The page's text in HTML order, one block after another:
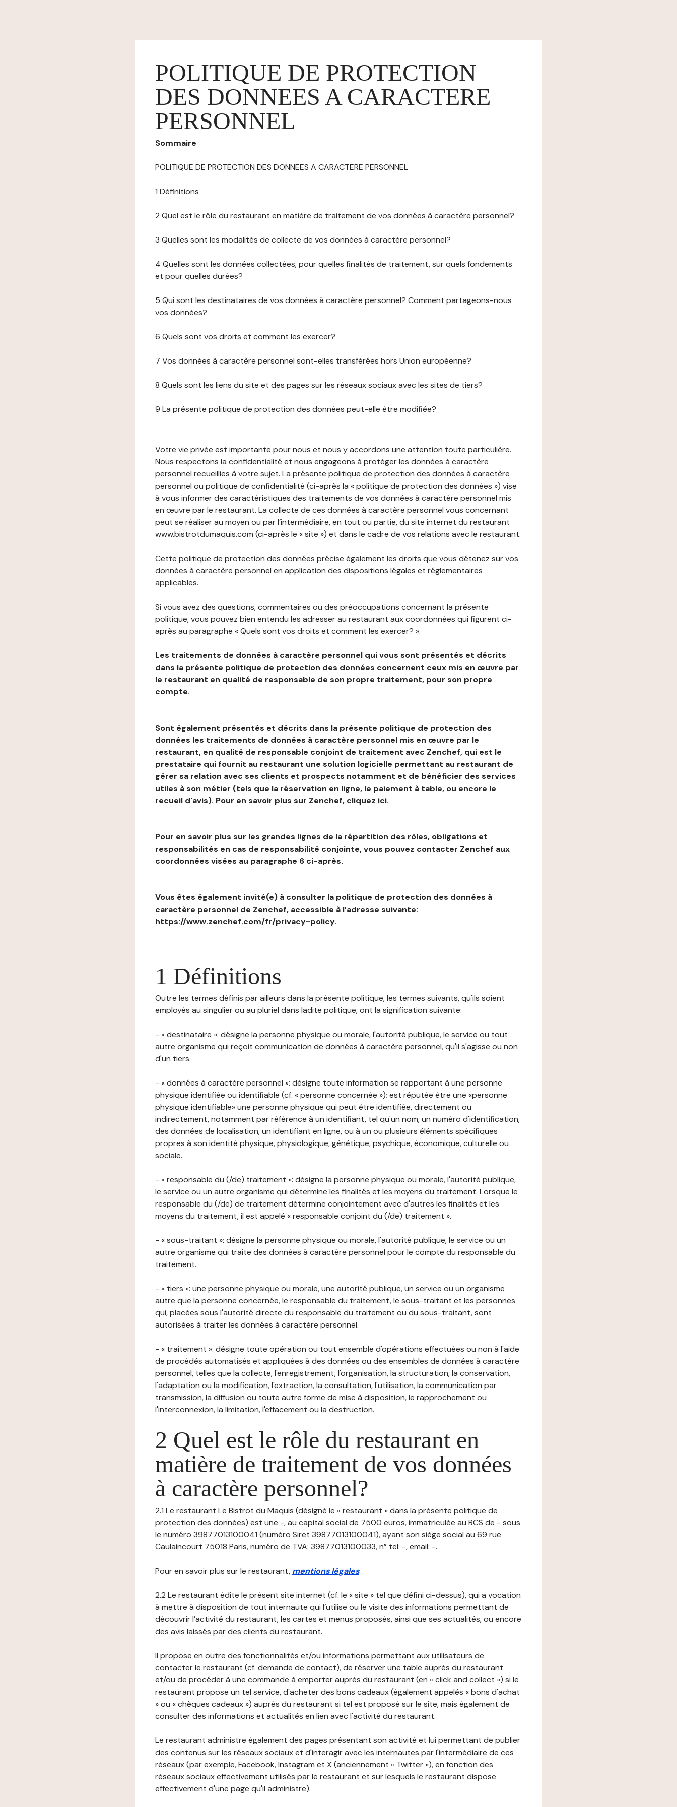
POLITIQUE DE PROTECTION
DES DONNEES A CARACTERE
PERSONNEL
Sommaire
POLITIQUE DE PROTECTION DES DONNEES A CARACTERE PERSONNEL
1 Définitions
2 Quel est le rôle du restaurant en matière de traitement de vos données à caractère personnel?
3 Quelles sont les modalités de collecte de vos données à caractère personnel?
4 Quelles sont les données collectées, pour quelles finalités de traitement, sur quels fondements
et pour quelles durées?
5 Qui sont les destinataires de vos données à caractère personnel? Comment partageons-nous
vos données?
6 Quels sont vos droits et comment les exercer?
7 Vos données à caractère personnel sont-elles transférées hors Union européenne?
8 Quels sont les liens du site et des pages sur les réseaux sociaux avec les sites de tiers?
9 La présente politique de protection des données peut-elle être modifiée?
Votre vie privée est importante pour nous et nous y accordons une attention toute particulière.
Nous respectons la confidentialité et nous engageons à protéger les données à caractère
personnel recueillies à votre sujet. La présente politique de protection des données à caractère
personnel ou politique de confidentialité (ci-après la « politique de protection des données ») vise
à vous informer des caractéristiques des traitements de vos données à caractère personnel mis
en œuvre par le restaurant. La collecte de ces données à caractère personnel vous concernant
peut se réaliser au moyen ou par l’intermédiaire, en tout ou partie, du site internet du restaurant
www.bistrotdumaquis.com (ci-après le « site ») et dans le cadre de vos relations avec le restaurant.
Cette politique de protection des données précise également les droits que vous détenez sur vos
données à caractère personnel en application des dispositions légales et réglementaires
applicables.
Si vous avez des questions, commentaires ou des préoccupations concernant la présente
politique, vous pouvez bien entendu les adresser au restaurant aux coordonnées qui figurent ci-
après au paragraphe « Quels sont vos droits et comment les exercer? ».
Les traitements de données à caractère personnel qui vous sont présentés et décrits
dans la présente politique de protection des données concernent ceux mis en œuvre par
le restaurant en qualité de responsable de son propre traitement, pour son propre
compte.
Sont également présentés et décrits dans la présente politique de protection des
données les traitements de données à caractère personnel mis en œuvre par le
restaurant, en qualité de responsable conjoint de traitement avec Zenchef, qui est le
prestataire qui fournit au restaurant une solution logicielle permettant au restaurant de
gérer sa relation avec ses clients et prospects notamment et de bénéficier des services
utiles à son métier (tels que la réservation en ligne, le paiement à table, ou encore le
recueil d'avis). Pour en savoir plus sur Zenchef, cliquez ici.
Pour en savoir plus sur les grandes lignes de la répartition des rôles, obligations et
responsabilités en cas de responsabilité conjointe, vous pouvez contacter Zenchef aux
coordonnées visées au paragraphe 6 ci-après.
Vous êtes également invité(e) à consulter la politique de protection des données à
caractère personnel de Zenchef, accessible à l’adresse suivante:
https://www.zenchef.com/fr/privacy-policy.
1 Définitions
Outre les termes définis par ailleurs dans la présente politique, les termes suivants, qu'ils soient
employés au singulier ou au pluriel dans ladite politique, ont la signification suivante:
- « destinataire »: désigne la personne physique ou morale, l'autorité publique, le service ou tout
autre organisme qui reçoit communication de données à caractère personnel, qu'il s'agisse ou non
d'un tiers.
- « données à caractère personnel »: désigne toute information se rapportant à une personne
physique identifiée ou identifiable (cf. « personne concernée »); est réputée être une «personne
physique identifiable» une personne physique qui peut être identifiée, directement ou
indirectement, notamment par référence à un identifiant, tel qu'un nom, un numéro d'identification,
des données de localisation, un identifiant en ligne, ou à un ou plusieurs éléments spécifiques
propres à son identité physique, physiologique, génétique, psychique, économique, culturelle ou
sociale.
- « responsable du (/de) traitement »: désigne la personne physique ou morale, l'autorité publique,
le service ou un autre organisme qui détermine les finalités et les moyens du traitement. Lorsque le
responsable du (/de) de traitement détermine conjointement avec d'autres les finalités et les
moyens du traitement, il est appelé « responsable conjoint du (/de) traitement ».
- « sous-traitant »: désigne la personne physique ou morale, l'autorité publique, le service ou un
autre organisme qui traite des données à caractère personnel pour le compte du responsable du
traitement.
- « tiers »: une personne physique ou morale, une autorité publique, un service ou un organisme
autre que la personne concernée, le responsable du traitement, le sous-traitant et les personnes
qui, placées sous l'autorité directe du responsable du traitement ou du sous-traitant, sont
autorisées à traiter les données à caractère personnel.
- « traitement »: désigne toute opération ou tout ensemble d'opérations effectuées ou non à l'aide
de procédés automatisés et appliquées à des données ou des ensembles de données à caractère
personnel, telles que la collecte, l'enregistrement, l'organisation, la structuration, la conservation,
l'adaptation ou la modification, l'extraction, la consultation, l'utilisation, la communication par
transmission, la diffusion ou toute autre forme de mise à disposition, le rapprochement ou
l'interconnexion, la limitation, l'effacement ou la destruction.
2 Quel est le rôle du restaurant en
matière de traitement de vos données
à caractère personnel?
2.1 Le restaurant Le Bistrot du Maquis (désigné le « restaurant » dans la présente politique de
protection des données) est une -, au capital social de 7500 euros, immatriculée au RCS de - sous
le numéro 39877013100041 (numéro Siret 39877013100041), ayant son siège social au 69 rue
Caulaincourt 75018 Paris, numéro de TVA: 39877013100033, n° tel: -, email: -.
Pour en savoir plus sur le restaurant, mentions légales.
2.2 Le restaurant édite le présent site internet (cf. le « site » tel que défini ci-dessus), qui a vocation
à mettre à disposition de tout internaute qui l’utilise ou le visite des informations permettant de
découvrir l’activité du restaurant, les cartes et menus proposés, ainsi que ses actualités, ou encore
des avis laissés par des clients du restaurant.
Il propose en outre des fonctionnalités et/ou informations permettant aux utilisateurs de
contacter le restaurant (cf. demande de contact), de réserver une table auprès du restaurant
et/ou de procéder à une commande à emporter auprès du restaurant (en « click and collect ») si le
restaurant propose un tel service, d'acheter des bons cadeaux (également appelés « bons d'achat
» ou « chèques cadeaux ») auprès du restaurant si tel est proposé sur le site, mais également de
consulter des informations et actualités en lien avec l'activité du restaurant.
Le restaurant administre également des pages présentant son activité et lui permettant de publier
des contenus sur les réseaux sociaux et d'interagir avec les internautes par l'intermédiaire de ces
réseaux (par exemple, Facebook, Instagram et X (anciennement « Twitter »), en fonction des
réseaux sociaux effectivement utilisés par le restaurant et sur lesquels le restaurant dispose
effectivement d'une page qu'il administre).